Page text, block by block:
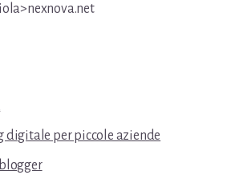
digitale per piccole aziende